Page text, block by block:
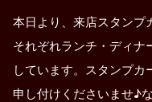
本日より、来店スタンプ
それぞれランチ・ディナ
しています。スタンプ
申し付けくださいませ♪